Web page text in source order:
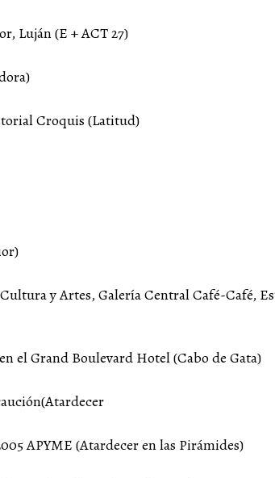
Luján (E + ACT 27)
Croquis (Latitud)
y Artes, Galería Central Café-Café,
el Grand Boulevard Hotel (Cabo de Gata)
APYME (Atardecer en las Pirámides)